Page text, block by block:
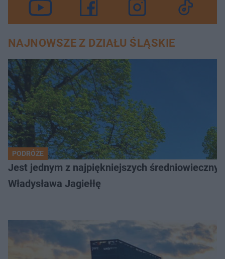
NAJNOWSZE Z DZIAŁU ŚLĄSKIE
PODRÓŻE
Jest jednym z najpiękniejszych
Władysława Jagiełłę